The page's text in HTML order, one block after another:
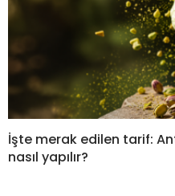
İşte merak edilen tarif:
nasıl yapılır?